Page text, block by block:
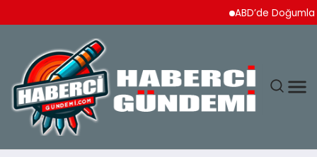
ABD’de Doğumla